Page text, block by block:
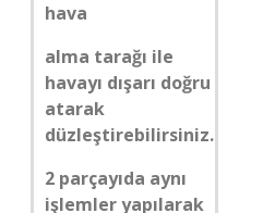
hava
alma tarağı ile
havayı dışarı doğru
atarak
düzleştirebilirsiniz.
2 parçayıda aynı
işlemler yapılarak